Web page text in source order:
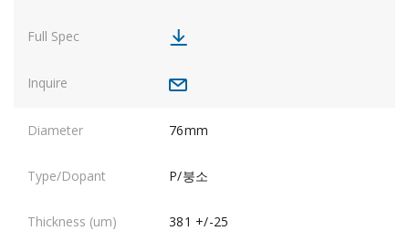
76mm
P/붕소
381 +/-25